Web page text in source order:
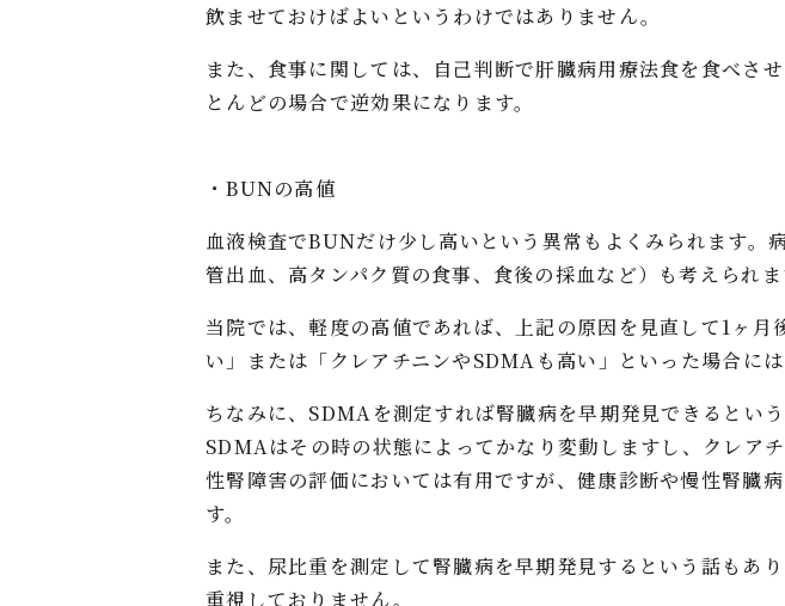
飲ませておけばよいというわけではありません。
また、食事に関しては、自己判断で肝臓病用療法食を食べさ
とんどの場合で逆効果になります。
・BUNの高値
血液検査でBUNだけ少し高いという異常もよくみられます。
管出血、高タンパク質の食事、食後の採血など）も考えられま
当院では、軽度の高値であれば、上記の原因を見直して1ヶ
い」または「クレアチニンやSDMAも高い」といった場合に
ちなみに、SDMAを測定すれば腎臓病を早期発見できるとい
SDMAはその時の状態によってかなり変動しますし、クレア
性腎障害の評価においては有用ですが、健康診断や慢性腎臓
す。
また、尿比重を測定して腎臓病を早期発見するという話もあ
重視しておりません。